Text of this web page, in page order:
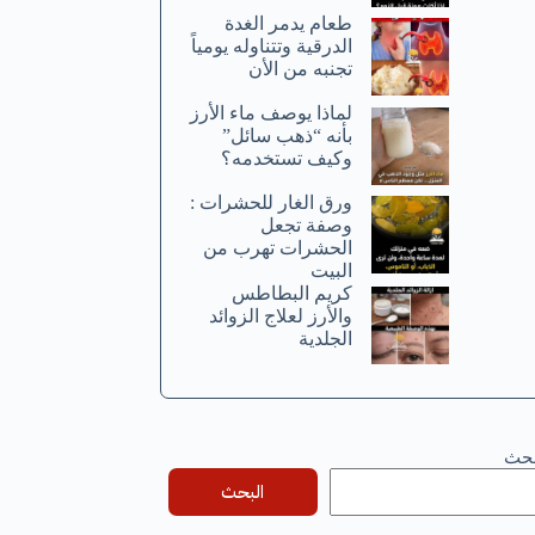
طعام يدمر الغدة
الدرقية وتتناوله يومياً
تجنبه من الأن
لماذا يوصف ماء الأرز
بأنه “ذهب سائل”
وكيف تستخدمه؟
ورق الغار للحشرات :
وصفة تجعل
الحشرات تهرب من
البيت
كريم البطاطس
والأرز لعلاج الزوائد
الجلدية
البحث